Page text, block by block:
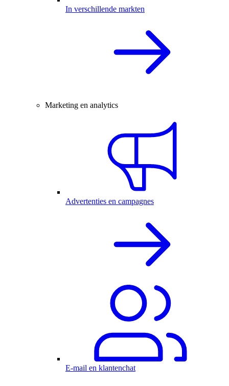
In verschillende markten
Marketing en analytics
Advertenties en campagnes
E-mail en klantenchat